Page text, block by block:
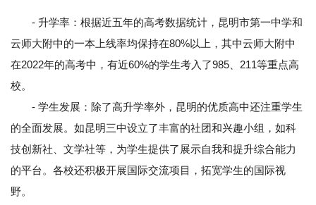
- 升学率：根据近五年的高考数据统计，昆明市第一中学和
云师大附中的一本上线率均保持在80%以上，其中云师大附中
在2022年的高考中，有近60%的学生考入了985、211等重点高
校。
- 学生发展：除了高升学率外，昆明的优质高中还注重学生
的全面发展。如昆明三中设立了丰富的社团和兴趣小组，如科
技创新社、文学社等，为学生提供了展示自我和提升综合能力
的平台。各校还积极开展国际交流项目，拓宽学生的国际视
野。